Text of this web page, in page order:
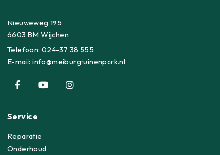
Nieuweweg 195
6603 BM Wijchen
Telefoon:024-37 38 555
E-mail:info@meiburgtuinenpark.nl
Service
Reparatie
Onderhoud